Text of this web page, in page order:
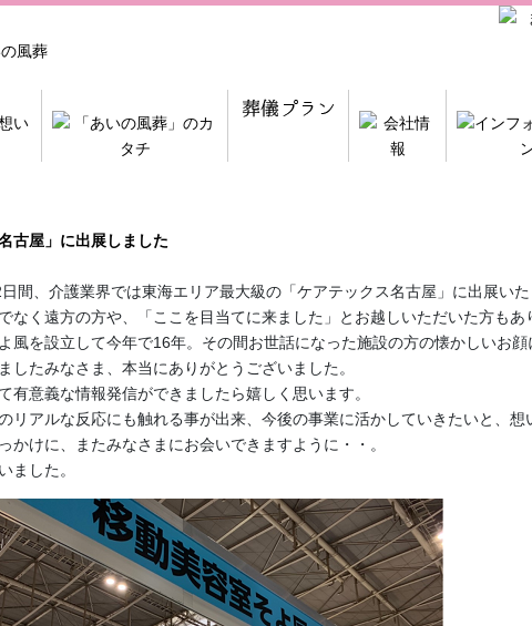
古屋」に出展しました
間、介護業界では東海エリア最大級の「ケアテックス名古屋」に出展いた
なく遠方の方や、「ここを目当てに来ました」とお越しいただいた方もあ
風を設立して今年で16年。その間お世話になった施設の方の懐かしいお顔
したみなさま、本当にありがとうございました。
有意義な情報発信ができましたら嬉しく思います。
リアルな反応にも触れる事が出来、今後の事業に活かしていきたいと、想
かけに、またみなさまにお会いできますように・・。
ました。